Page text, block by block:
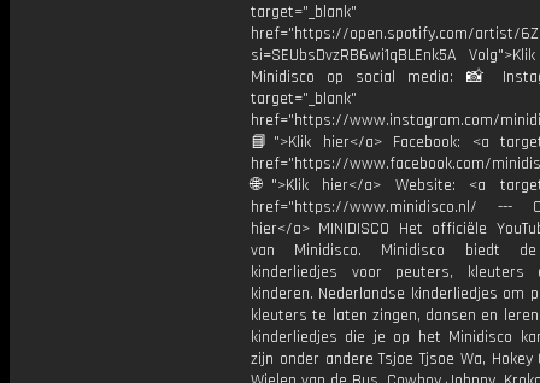
target="_blank"
href="https://open.spotify.com/artist/
si=SEUbsDvzRB6wi1qBLEnk5A
Minidisco op social media: 📸
target="_blank"
href="https://www.instagram.com/
📘">Klik hier</a> Facebook: <a
href="https://www.facebook.com/
🌐">Klik hier</a> Website: <a
href="https://www.minidisco.nl/ ---
hier</a> MINIDISCO Het officiële
van Minidisco. Minidisco biedt
kinderliedjes voor peuters, kleuters
kinderen. Nederlandse kinderliedjes om
kleuters te laten zingen, dansen en
kinderliedjes die je op het Minidisco
zijn onder andere Tsjoe Tjsoe Wa, Hokey